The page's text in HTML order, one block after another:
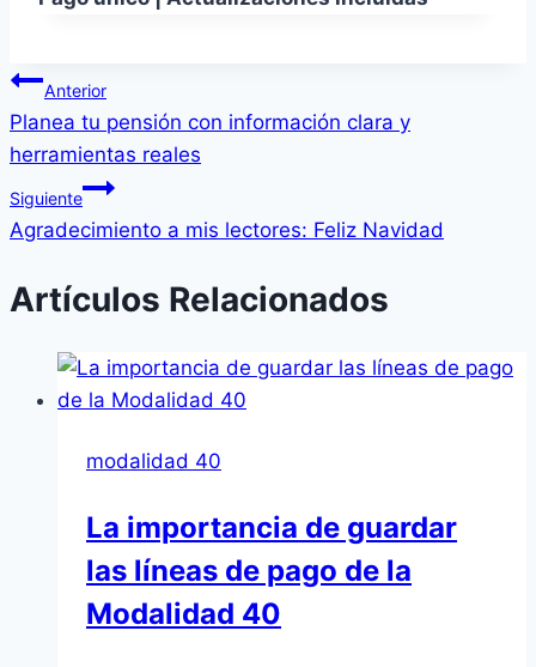
Navegación
de
entradas
Anterior
Planea tu pensión con información clara y
herramientas reales
Siguiente
Agradecimiento a mis lectores: Feliz Navidad
Artículos Relacionados
modalidad 40
La importancia de guardar
las líneas de pago de la
Modalidad 40